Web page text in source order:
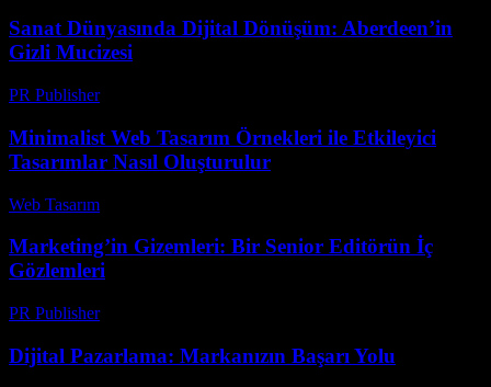
Sanat Dünyasında Dijital Dönüşüm: Aberdeen’in
Gizli Mucizesi
PR Publisher-
Minimalist Web Tasarım Örnekleri ile Etkileyici
Tasarımlar Nasıl Oluşturulur
Web Tasarım
Marketing’in Gizemleri: Bir Senior Editörün İç
Gözlemleri
PR Publisher-
Dijital Pazarlama: Markanızın Başarı Yolu